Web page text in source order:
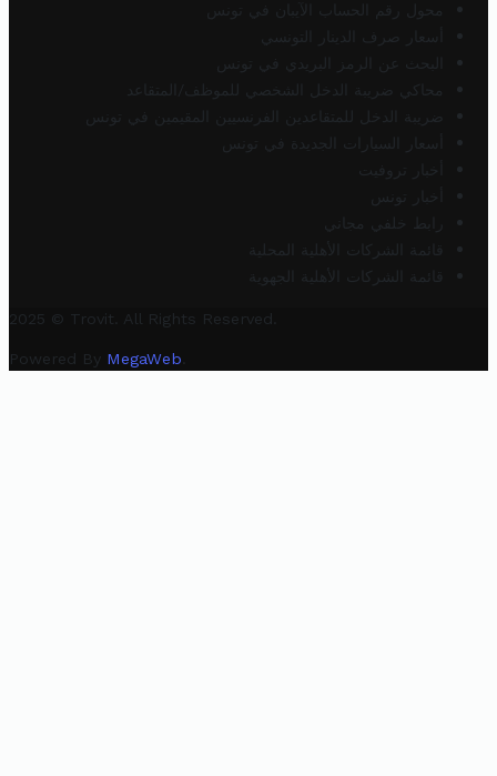
محول رقم الحساب الآيبان في تونس
أسعار صرف الدينار التونسي
البحث عن الرمز البريدي في تونس
محاكي ضريبة الدخل الشخصي للموظف/المتقاعد
ضريبة الدخل للمتقاعدين الفرنسيين المقيمين في تونس
أسعار السيارات الجديدة في تونس
أخبار تروفيت
أخبار تونس
رابط خلفي مجاني
قائمة الشركات الأهلية المحلية
قائمة الشركات الأهلية الجهوية
2025 © Trovit. All Rights Reserved.
Powered By MegaWeb